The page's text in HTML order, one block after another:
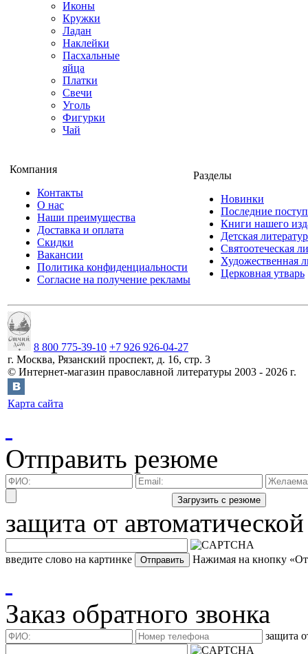
Иконы
Кружки
Ладан
Наклейки
Пасхальные
яйца
Платки
Свечи
Уголь
Фигурки
Чай
Компания
Контакты
О нас
Наши преимущества
Доставка и оплата
Скидки
Вакансии
Политика конфиденциальности
Согласие на получение рекламы
Разделы
Новинки
Последние
Книги нашего
Детская
Святоотеческая
Художественная
Церковная утварь
8 800 775-39-10 +7 926 926-04-27
г. Москва, Рязанский проспект, д. 16, стр. 3
© Интернет-магазин православной литературы 2003 - 2026 г.
Карта сайта
Отправить резюме
защита от
введите слово на картинке Нажимая на кнопку
Заказ обратного звонка
защита